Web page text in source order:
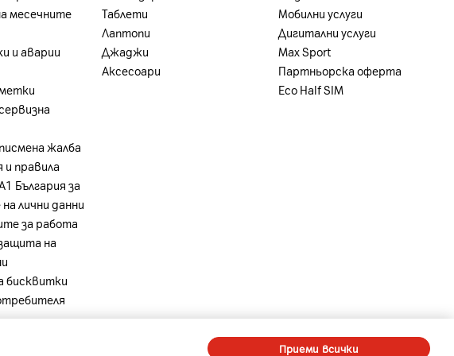
30, 32, 66, 71) TD-LTE (Bands 34, 38, 39, 40, 41, 42, 48)"
n40, n41, n48, n66, n70, n71, n75, n77, n78, n79)
месечните
и аварии
жалба
и правила
България за
лични данни
за работа
на
бисквитки
Таблети
Лаптопи
Джаджи
Аксесоари
Мобилни услуги
Дигитални услуги
Max Sport
Партньорска оферта
Eco Half SIM
Member of A1 GroupПриеми всички